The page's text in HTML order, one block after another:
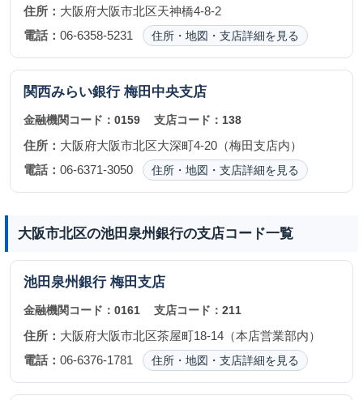
住所： 大阪府大阪市北区天神橋4-8-2
電話： 06-6358-5231 住所・地図・支店詳細を見る
関西みらい銀行 梅田中央支店
金融機関コード： 0159 支店コード： 138
住所： 大阪府大阪市北区大深町4-20（梅田支店内）
電話： 06-6371-3050 住所・地図・支店詳細を見る
大阪市北区の池田泉州銀行の支店コード一覧
池田泉州銀行 梅田支店
金融機関コード： 0161 支店コード：211
住所： 大阪府大阪市北区茶屋町18-14（本店営業部内）
電話： 06-6376-1781 住所・地図・支店詳細を見る